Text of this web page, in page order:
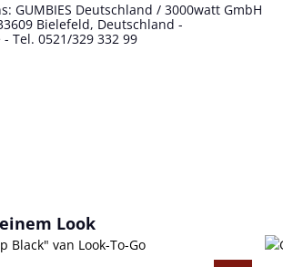
GUMBIES Deutschland / 3000watt GmbH
Bielefeld, Deutschland -
Tel. 0521/329 332 99
Look